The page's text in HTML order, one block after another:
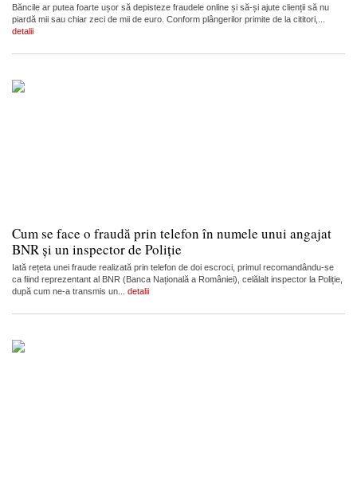
Băncile ar putea foarte ușor să depisteze fraudele online și să-și ajute clienții să nu
piardă mii sau chiar zeci de mii de euro. Conform plângerilor primite de la cititori,...
detalii
Cum se face o fraudă prin telefon în numele unui angajat
BNR și un inspector de Poliție
Iată rețeta unei fraude realizată prin telefon de doi escroci, primul recomandându-se
ca fiind reprezentant al BNR (Banca Națională a României), celălalt inspector la Poliție,
după cum ne-a transmis un... detalii